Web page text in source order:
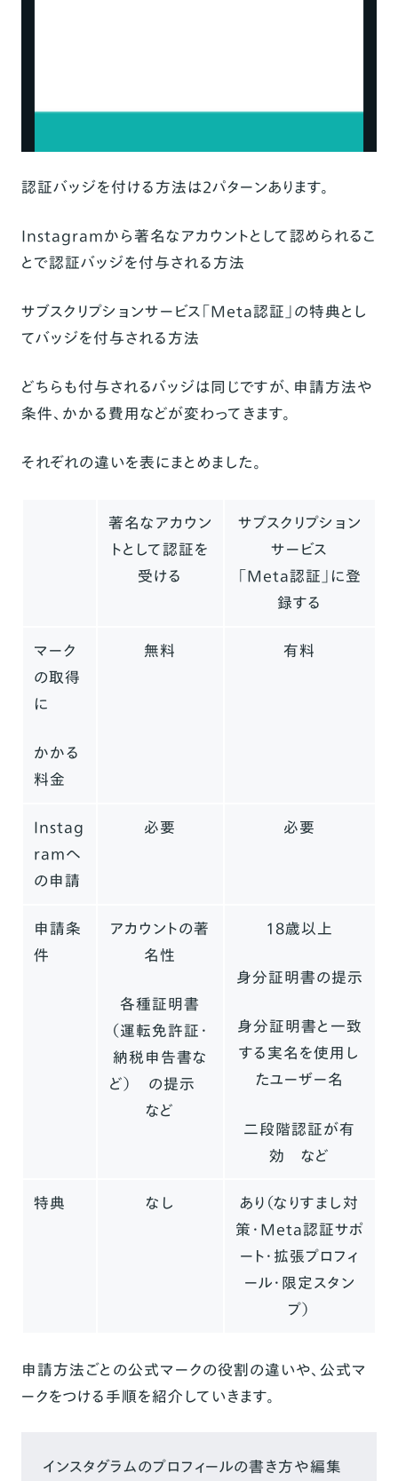
認証バッジを付ける方法は2パターンあります。
Instagramから著名なアカウントとして認められるこ
とで認証バッジを付与される方法
サブスクリプションサービス「Meta認証」の特典とし
てバッジを付与される方法
どちらも付与されるバッジは同じですが、申請方法や
条件、かかる費用などが変わってきます。
それぞれの違いを表にまとめました。
著名なアカウン
トとして認証を
受ける
サブスクリプション
サービス
「Meta認証」に登
録する
マーク
の取得
に
かかる
料金
無料 有料
Instag
ramへ
の申請
必要 必要
申請条
件
アカウントの著
名性
各種証明書
（運転免許証・
納税申告書な
ど） の提示
など
18歳以上
身分証明書の提示
身分証明書と一致
する実名を使用し
たユーザー名
二段階認証が有
効 など
特典 なし
あり（なりすまし対
策・Meta認証サポ
ート・拡張プロフィ
ール・限定スタン
プ）
申請方法ごとの公式マークの役割の違いや、公式マ
ークをつける手順を紹介していきます。
インスタグラムのプロフィールの書き方や編集